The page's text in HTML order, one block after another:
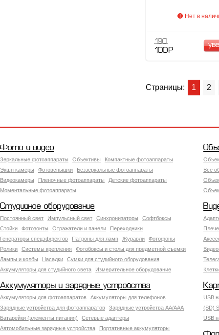
Нет в
190
100 Р
Страницы: 1 2
Фото и видео
Зеркальные фотоаппараты Объективы
Компактные фотоаппараты
Экшн камеры
Фотовспышки
Беззеркальные фотоаппараты
Видеокамеры
Пленочные фотоаппараты
Детские фотоаппараты
Моментальные фотоаппараты
Все
Студийное оборудование
Постоянный свет Импульсный свет Синхронизаторы
Софтбоксы
Стойки
Фотозонты Отражатели и панели
Переходники
Генераторы спецэффектов
Патроны для ламп Журавли
Фотофоны
Ролики
Системы крепления
Фотобоксы и столы для предметной съемки
Лампы и колбы
Насадки
Сумки для студийного оборудования
Аккумуляторы для студийного света
Измерительное оборудование
Аккумуляторы и зарядные устройства
Аккумуляторы для фотоаппаратов
Аккумуляторы для телефонов
Зарядные устройства для фотоаппаратов
Зарядные устройства AA/AAA
Батарейки (элементы питания)
Сетевые адаптеры
Автомобильные зарядные устройства
Портативные аккумуляторы
USB
(SD)
USB